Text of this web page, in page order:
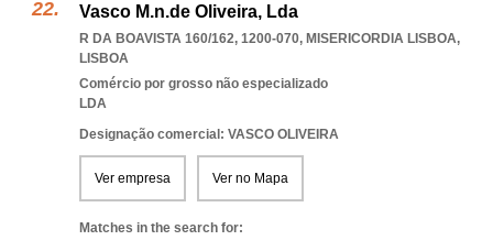
Vasco M.n.de Oliveira, Lda
R DA BOAVISTA 160/162, 1200-070, MISERICORDIA LISBOA,
LISBOA
Comércio por grosso não especializado
LDA
Designação comercial: VASCO OLIVEIRA
Ver empresa Ver no Mapa
Matches in the search for: